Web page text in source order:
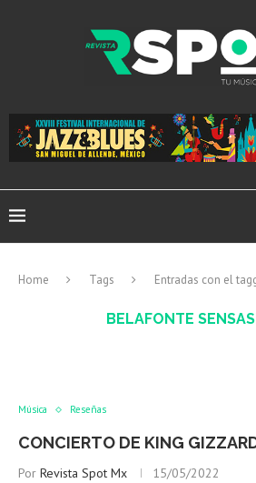
Home Tags Entradas con el
BELAFONTE
Música Reseñas
CONCIERTO DE KING
Por Revista Spot Mx 15/05/2022